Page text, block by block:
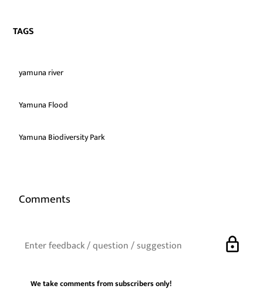
TAGS
yamuna river
Yamuna Flood
Yamuna Biodiversity Park
Comments
lock
We take comments from subscribers only!